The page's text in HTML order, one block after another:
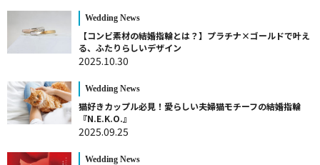
Wedding News
【コンビ素材の結婚指輪とは？】プラチナ×ゴールドで叶え
る、ふたりらしいデザイン
2025.10.30
Wedding News
猫好きカップル必見！愛らしい夫婦猫モチーフの結婚指輪
『N.E.K.O.』
2025.09.25
Wedding News